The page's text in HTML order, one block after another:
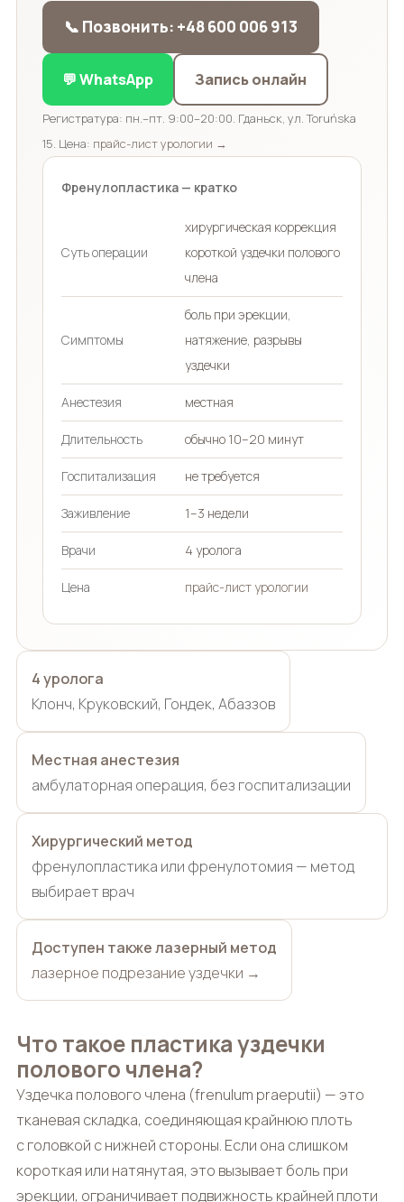
📞 Позвонить: +48 600 006 913
💬 WhatsApp Запись онлайн
Регистратура: пн.–пт. 9:00–20:00. Гданьск, ул. Toruńska
15. Цена: прайс-лист урологии →
Френулопластика — кратко
Суть операции
хирургическая коррекция
короткой уздечки полового
члена
Симптомы
боль при эрекции,
натяжение, разрывы
уздечки
Анестезия местная
Длительность обычно 10–20 минут
Госпитализация не требуется
Заживление 1–3 недели
Врачи 4 уролога
Цена прайс-лист урологии
4 уролога
Клонч, Круковский, Гондек, Абаззов
Местная анестезия
амбулаторная операция, без госпитализации
Хирургический метод
френулопластика или френулотомия — метод
выбирает врач
Доступен также лазерный метод
лазерное подрезание уздечки →
Что такое пластика уздечки
полового члена?
Уздечка полового члена (frenulum praeputii) — это
тканевая складка, соединяющая крайнюю плоть
с головкой с нижней стороны. Если она слишком
короткая или натянутая, это вызывает боль при
эрекции, ограничивает подвижность крайней плоти